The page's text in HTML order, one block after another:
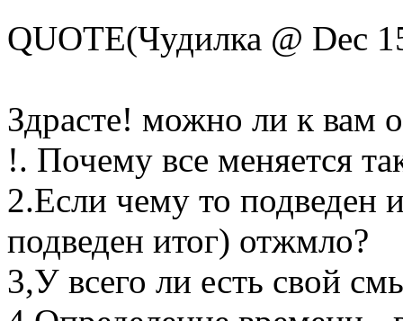
QUOTE(Чудилка @ Dec
Здрасте! можно ли к вам
!. Почему все меняется
2.Если чему то подведен
подведен итог) отжмло?
3,У всего ли есть свой